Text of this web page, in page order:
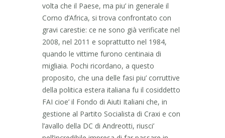
volta che il Paese, ma piu’ in generale il
Corno d’Africa, si trova confrontato con
gravi carestie: ce ne sono già verificate nel
2008, nel 2011 e soprattutto nel 1984,
quando le vittime furono centinaia di
migliaia. Pochi ricordano, a questo
proposito, che una delle fasi piu’ corruttive
della politica estera italiana fu il cosiddetto
FAI cioe’ il Fondo di Aiuti Italiani che, in
gestione al Partito Socialista di Craxi e con
l’avallo della DC di Andreotti, riusci’